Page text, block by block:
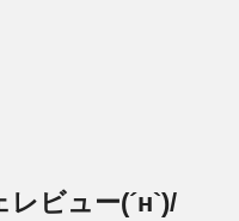
ビュー(´н`)/